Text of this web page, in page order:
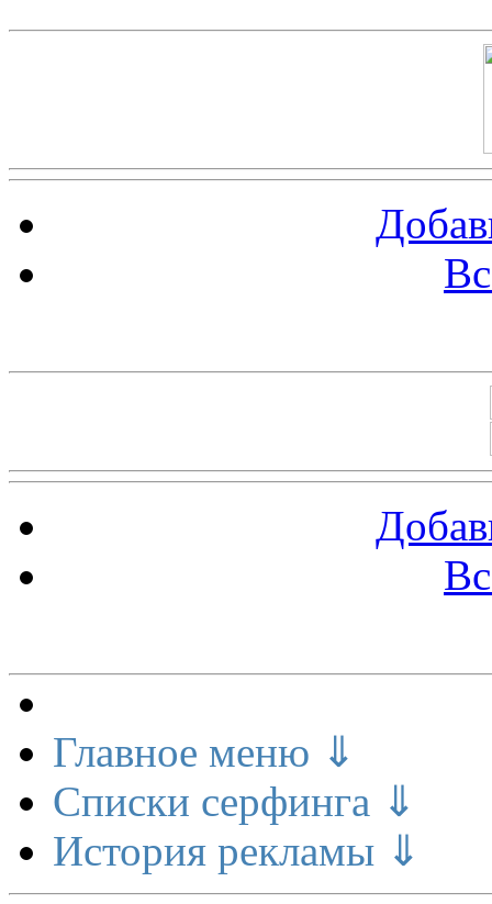
Главное меню ⇓
Списки серфинга ⇓
История рекламы ⇓